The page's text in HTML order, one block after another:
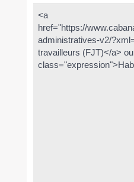
<a
href="https://
administratives-v2/
travailleurs (FJT)</a>